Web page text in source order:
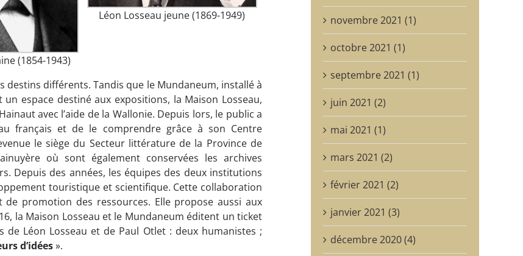
(1854-1943)
Léon Losseau jeune (1869-1949)
différents. Tandis que le Mundaneum, installé à
espace destiné aux expositions, la Maison Losseau,
avec l’aide de la Wallonie. Depuis lors, le public a
français et de le comprendre grâce à son Centre
le siège du Secteur littérature de la Province de
où sont également conservées les archives
Depuis des années, les équipes des deux institutions
touristique et scientifique. Cette collaboration
promotion des ressources. Elle propose aussi aux
la Maison Losseau et le Mundaneum éditent un ticket
Léon Losseau et de Paul Otlet : deux humanistes ;
d’idées».
novembre 2021 (1)
octobre 2021 (1)
septembre 2021 (1)
juin 2021 (2)
mai 2021 (1)
mars 2021 (2)
février 2021 (2)
janvier 2021 (3)
décembre 2020 (4)